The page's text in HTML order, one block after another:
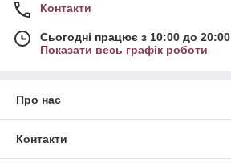
Контакти
Сьогодні працює з 10:00 до 20:00
Показати весь графік роботи
Про нас
Контакти